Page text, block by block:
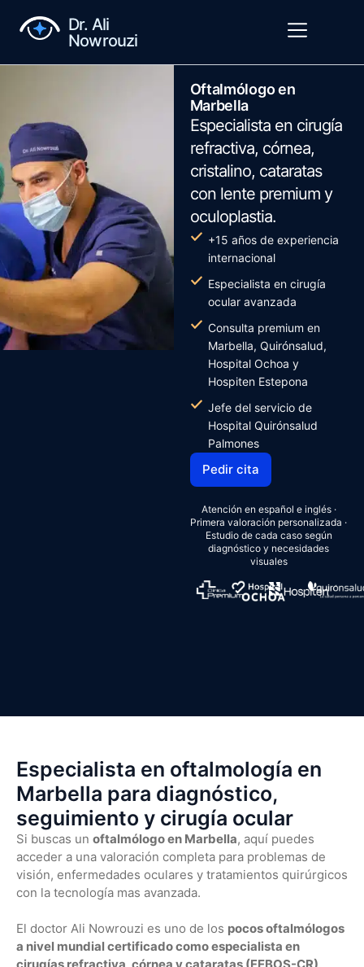
Dr. Ali
Nowrouzi
Oftalmólogo en
Marbella
Especialista en cirugía
refractiva, córnea,
cristalino, cataratas
con lente premium y
oculoplastia.
+15 años de experiencia
internacional
Especialista en cirugía
ocular avanzada
Consulta premium en
Marbella, Quirónsalud,
Hospital Ochoa y
Hospiten Estepona
Jefe del servicio de
Hospital Quirónsalud
Palmones
Pedir cita
Pedir cita
Atención en español e inglés ·
Primera valoración personalizada ·
Estudio de cada caso según
diagnóstico y necesidades
visuales
Especialista en oftalmología en
Marbella para diagnóstico,
seguimiento y cirugía ocular
Si buscas un oftalmólogo en Marbella, aquí puedes
acceder a una valoración completa para problemas de
visión, enfermedades oculares y tratamientos quirúrgicos
con la tecnología mas avanzada.
El doctor Ali Nowrouzi es uno de los pocos oftalmólogos
a nivel mundial certificado como especialista en